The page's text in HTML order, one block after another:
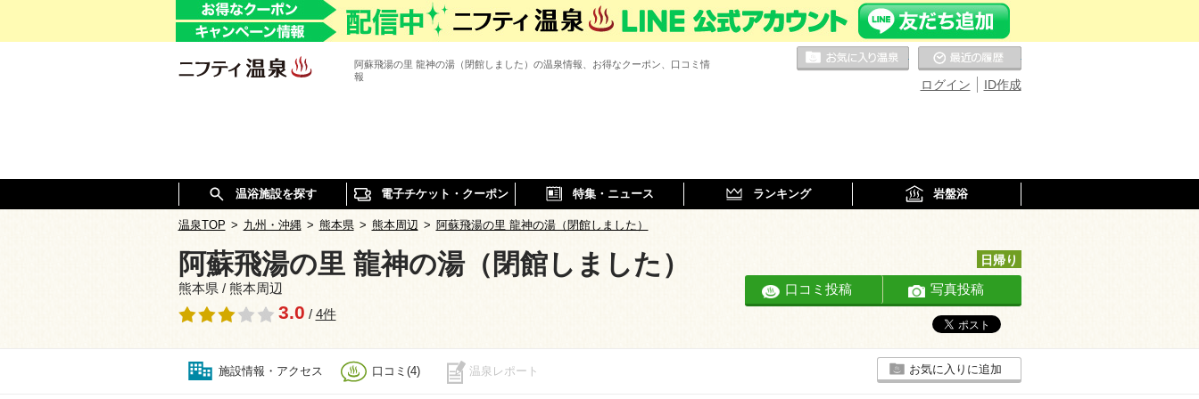
阿蘇飛湯の里 龍神の湯（閉館しました）の温泉情報、お得なクーポン、口コミ情
報
ID作成
ログイン
お気に入りの温泉
温浴施設を探す 電子チケット・クーポン 特集・ニュース ランキング 岩盤浴
温泉TOP > 九州・沖縄 > 熊本県 > 熊本周辺 > 阿蘇飛湯の里 龍神の湯（閉館しました）
阿蘇飛湯の里 龍神の湯（閉館しました）
熊本県 / 熊本周辺
3.0 / 4件
日帰り
口コミ投稿 写真投稿
施設情報・アクセス 口コミ(4) 温泉レポート お気に入りに追加